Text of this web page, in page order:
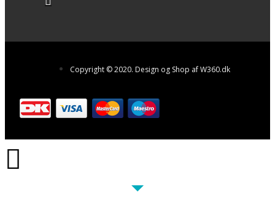
Copyright © 2020. Design og Shop af W360.dk